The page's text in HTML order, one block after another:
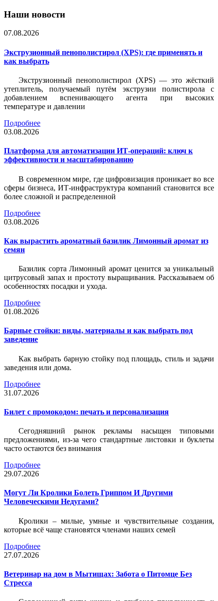
Наши новости
07.08.2026
Экструзионный пенополистирол (XPS): где применять и
как выбрать
Экструзионный пенополистирол (XPS) — это жёсткий
утеплитель, получаемый путём экструзии полистирола с
добавлением вспенивающего агента при высоких
температуре и давлении
Подробнее
03.08.2026
Платформа для автоматизации ИТ-операций: ключ к
эффективности и масштабированию
В современном мире, где цифровизация проникает во все
сферы бизнеса, ИТ-инфраструктура компаний становится все
более сложной и распределенной
Подробнее
03.08.2026
Как вырастить ароматный базилик Лимонный аромат из
семян
Базилик сорта Лимонный аромат ценится за уникальный
цитрусовый запах и простоту выращивания. Рассказываем об
особенностях посадки и ухода.
Подробнее
01.08.2026
Барные стойки: виды, материалы и как выбрать под
заведение
Как выбрать барную стойку под площадь, стиль и задачи
заведения или дома.
Подробнее
31.07.2026
Билет c промокодом: печать и персонализация
Сегодняшний рынок рекламы насыщен типовыми
предложениями, из-за чего стандартные листовки и буклеты
часто остаются без внимания
Подробнее
29.07.2026
Могут Ли Кролики Болеть Гриппом И Другими
Человеческими Недугами?
Кролики – милые, умные и чувствительные создания,
которые всё чаще становятся членами наших семей
Подробнее
27.07.2026
Ветеринар на дом в Мытищах: Забота о Питомце Без
Стресса